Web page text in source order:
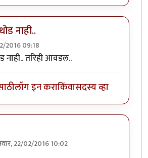
नाही..
2016 09:18
तरिही आवडल..
लॉग इन कराकिंवासदस्य व्हा
22/02/2016 10:02